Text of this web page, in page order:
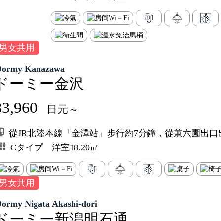
女共用
Kanazawa
ーミー金沢
日元～
從JR北陸本線「金澤站」步行約7分鐘，從兼六園出口
Cタイプ 洋室18.20㎡
女共用
Nigata Akashi-dori